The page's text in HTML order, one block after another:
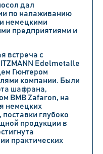
дал
по налаживанию
немецкими
предприятиями и
встреча с
Edelmetalle
Гюнтером
компании. Были
шафрана,
BMB Zafaron, на
немецких
глубоко
продукции в
практических